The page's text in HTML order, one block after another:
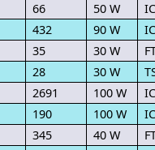
66 50 W
432 90 W
35 30 W
28 30 W
2691 100 W
190 100 W
345 40 W